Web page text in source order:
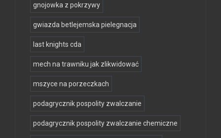
gnojowka z pokrzywy
gwiazda betlejemska pielegnacja
last knights cda
mech na trawniku jak zlikwidować
mszyce na porzeczkach
podagrycznik pospolity zwalczanie
podagrycznik pospolity zwalczanie chemiczne